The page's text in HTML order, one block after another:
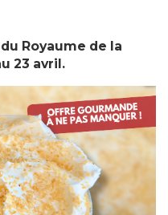
Royaume de la
23 avril.